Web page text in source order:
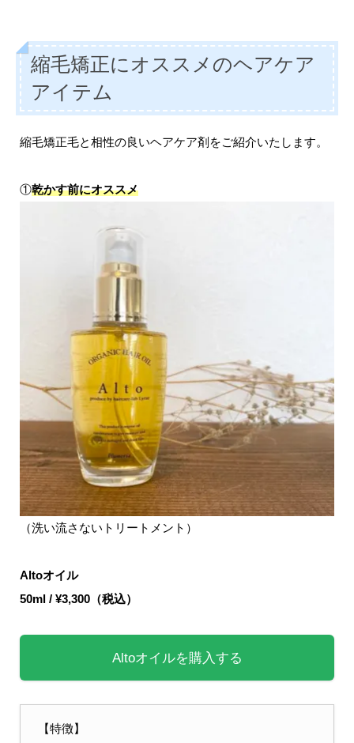
縮毛矯正にオススメのヘアケア
アイテム
縮毛矯正毛と相性の良いヘアケア剤をご紹介いたします。
①乾かす前にオススメ
（洗い流さないトリートメント）
Altoオイル
50ml / ¥3,300（税込）
Altoオイルを購入する
【特徴】